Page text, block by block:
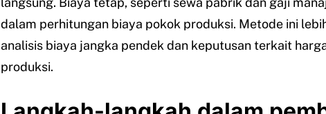
dalam perhitungan biaya pokok produksi. Metode ini
analisis biaya jangka pendek dan keputusan terkait
produksi.